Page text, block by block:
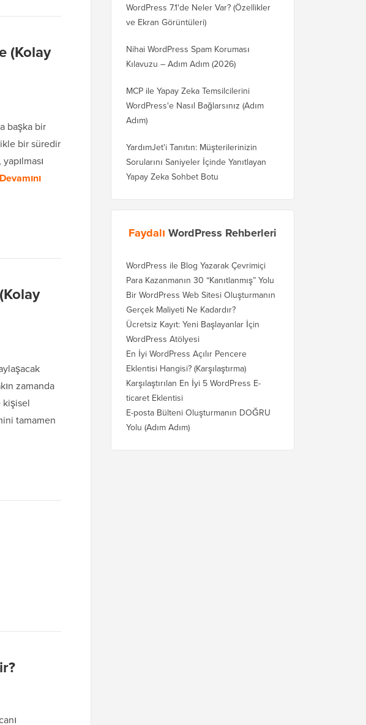
(Kolay
başka bir
bir süredir
Devamını
zamanda
kişisel
tamamen
WordPress 7.1'de Neler Var? (Özellikler
ve Ekran Görüntüleri)
Nihai WordPress Spam Koruması
Kılavuzu – Adım Adım (2026)
MCP ile Yapay Zeka Temsilcilerini
WordPress'e Nasıl Bağlarsınız (Adım
Adım)
YardımJet'i Tanıtın: Müşterilerinizin
Sorularını Saniyeler İçinde Yanıtlayan
Yapay Zeka Sohbet Botu
Faydalı WordPress Rehberleri
WordPress ile Blog Yazarak Çevrimiçi
Para Kazanmanın 30 “Kanıtlanmış” Yolu
Bir WordPress Web Sitesi Oluşturmanın
Gerçek Maliyeti Ne Kadardır?
Ücretsiz Kayıt: Yeni Başlayanlar İçin
WordPress Atölyesi
En İyi WordPress Açılır Pencere
Eklentisi Hangisi? (Karşılaştırma)
Karşılaştırılan En İyi 5 WordPress E-
ticaret Eklentisi
E-posta Bülteni Oluşturmanın DOĞRU
Yolu (Adım Adım)